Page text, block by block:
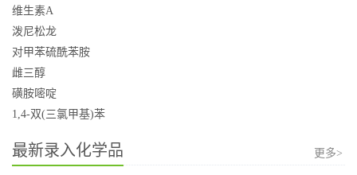
维生素A
泼尼松龙
对甲苯硫酰苯胺
雌三醇
磺胺嘧啶
1,4-双(三氯甲基)苯
最新录入化学品 更多>